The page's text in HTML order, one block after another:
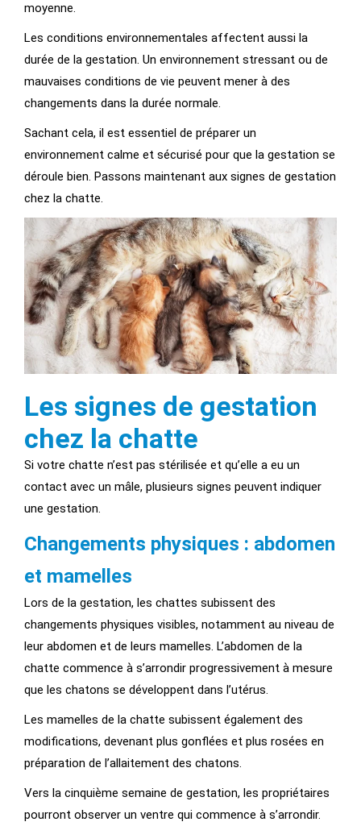
moyenne.
Les conditions environnementales affectent aussi la
durée de la gestation. Un environnement stressant ou de
mauvaises conditions de vie peuvent mener à des
changements dans la durée normale.
Sachant cela, il est essentiel de préparer un
environnement calme et sécurisé pour que la gestation se
déroule bien. Passons maintenant aux signes de gestation
chez la chatte.
Les signes de gestation
chez la chatte
Si votre chatte n’est pas stérilisée et qu’elle a eu un
contact avec un mâle, plusieurs signes peuvent indiquer
une gestation.
Changements physiques : abdomen
et mamelles
Lors de la gestation, les chattes subissent des
changements physiques visibles, notamment au niveau de
leur abdomen et de leurs mamelles. L’abdomen de la
chatte commence à s’arrondir progressivement à mesure
que les chatons se développent dans l’utérus.
Les mamelles de la chatte subissent également des
modifications, devenant plus gonflées et plus rosées en
préparation de l’allaitement des chatons.
Vers la cinquième semaine de gestation, les propriétaires
pourront observer un ventre qui commence à s’arrondir.